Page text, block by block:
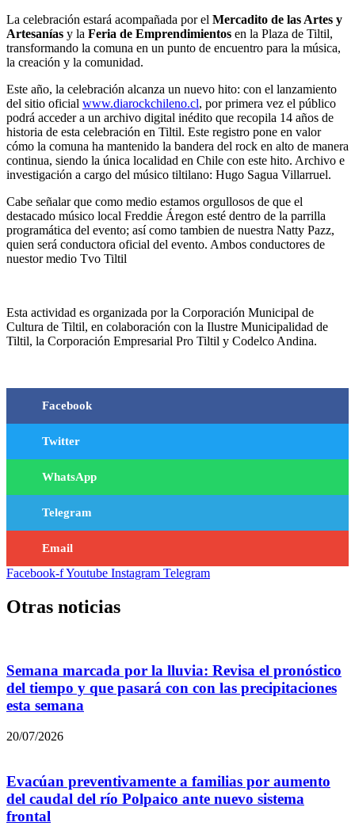
La celebración estará acompañada por el Mercadito de las Artes y
Artesanías y la Feria de Emprendimientos en la Plaza de Tiltil,
transformando la comuna en un punto de encuentro para la música,
la creación y la comunidad.
Este año, la celebración alcanza un nuevo hito: con el lanzamiento
del sitio oficial www.diarockchileno.cl, por primera vez el público
podrá acceder a un archivo digital inédito que recopila 14 años de
historia de esta celebración en Tiltil. Este registro pone en valor
cómo la comuna ha mantenido la bandera del rock en alto de manera
continua, siendo la única localidad en Chile con este hito. Archivo e
investigación a cargo del músico tiltilano: Hugo Sagua Villarruel.
Cabe señalar que como medio estamos orgullosos de que el
destacado músico local Freddie Áregon esté dentro de la parrilla
programática del evento; así como tambien de nuestra Natty Pazz,
quien será conductora oficial del evento. Ambos conductores de
nuestor medio Tvo Tiltil
Esta actividad es organizada por la Corporación Municipal de
Cultura de Tiltil, en colaboración con la Ilustre Municipalidad de
Tiltil, la Corporación Empresarial Pro Tiltil y Codelco Andina.
Facebook
Twitter
WhatsApp
Telegram
Email
Facebook-fYoutube Instagram Telegram
Otras noticias
Semana marcada por la lluvia: Revisa el pronóstico
del tiempo y que pasará con con las precipitaciones
esta semana
20/07/2026
Evacúan preventivamente a familias por aumento
del caudal del río Polpaico ante nuevo sistema
frontal